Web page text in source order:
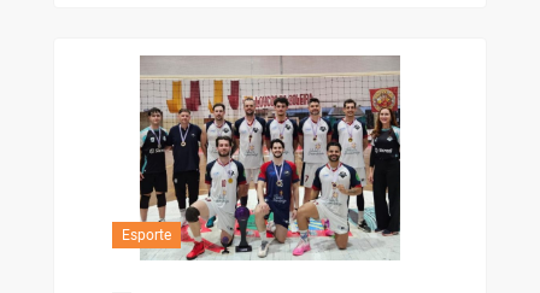
Esporte